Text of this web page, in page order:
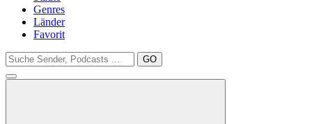
Genres
Länder
Favorit
GO